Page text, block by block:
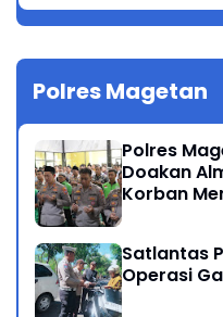
Polres Magetan
Polres
Doakan
Korban
Satlantas
Operasi